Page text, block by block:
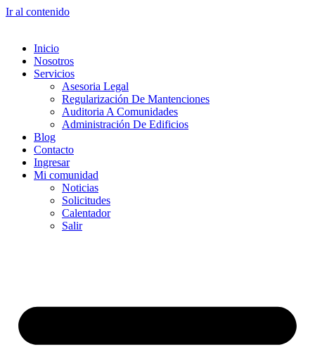
Ir al contenido
Inicio
Nosotros
Servicios
Asesoria Legal
Regularización De Mantenciones
Auditoria A Comunidades
Administración De Edificios
Blog
Contacto
Ingresar
Mi comunidad
Noticias
Solicitudes
Calentador
Salir